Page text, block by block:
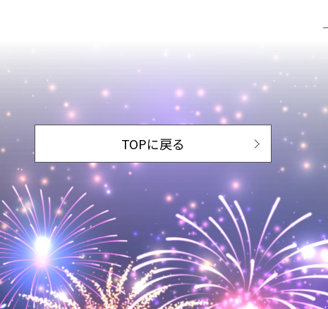
TOPに戻る